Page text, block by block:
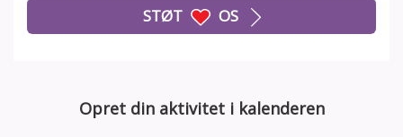
STØT OS
Opret din aktivitet i kalenderen